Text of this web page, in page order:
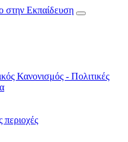
Κανονισμός - Πολιτικές
περιοχές